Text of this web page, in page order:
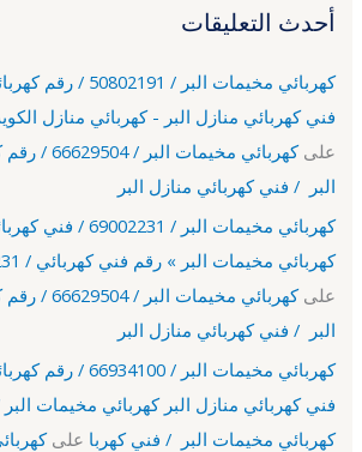
أحدث التعليقات
كهربائي مخيمات البر
فني كهربائي منازل البر - كهربائي منازل
على
كهربائي
البر / فني كهربائي منازل البر
كهربائي مخيمات البر
كهربائي مخيمات البر » رقم فني كهربائي / 69002231 / الكويت
على
كهربائي
البر / فني كهربائي منازل البر
كهربائي مخيمات البر
كهربائي مخيمات البر / فني كهربا على